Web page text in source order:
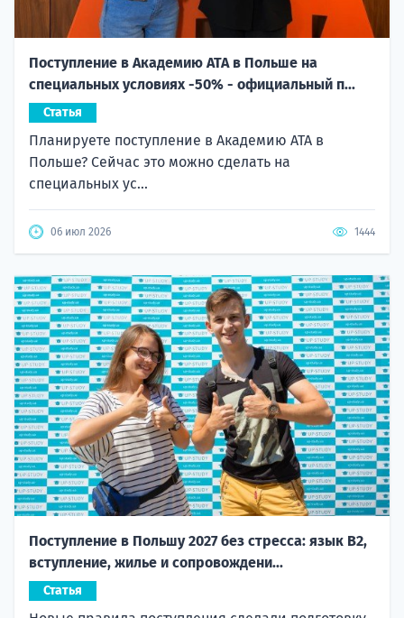
Поступление в Академию ATA в Польше на
специальных условиях -50% - официальный п...
Статья
Планируете поступление в Академию ATA в
Польше? Сейчас это можно сделать на
специальных ус...
06 июл 2026 1444
Поступление в Польшу 2027 без стресса: язык B2,
вступление, жилье и сопровождени...
Статья